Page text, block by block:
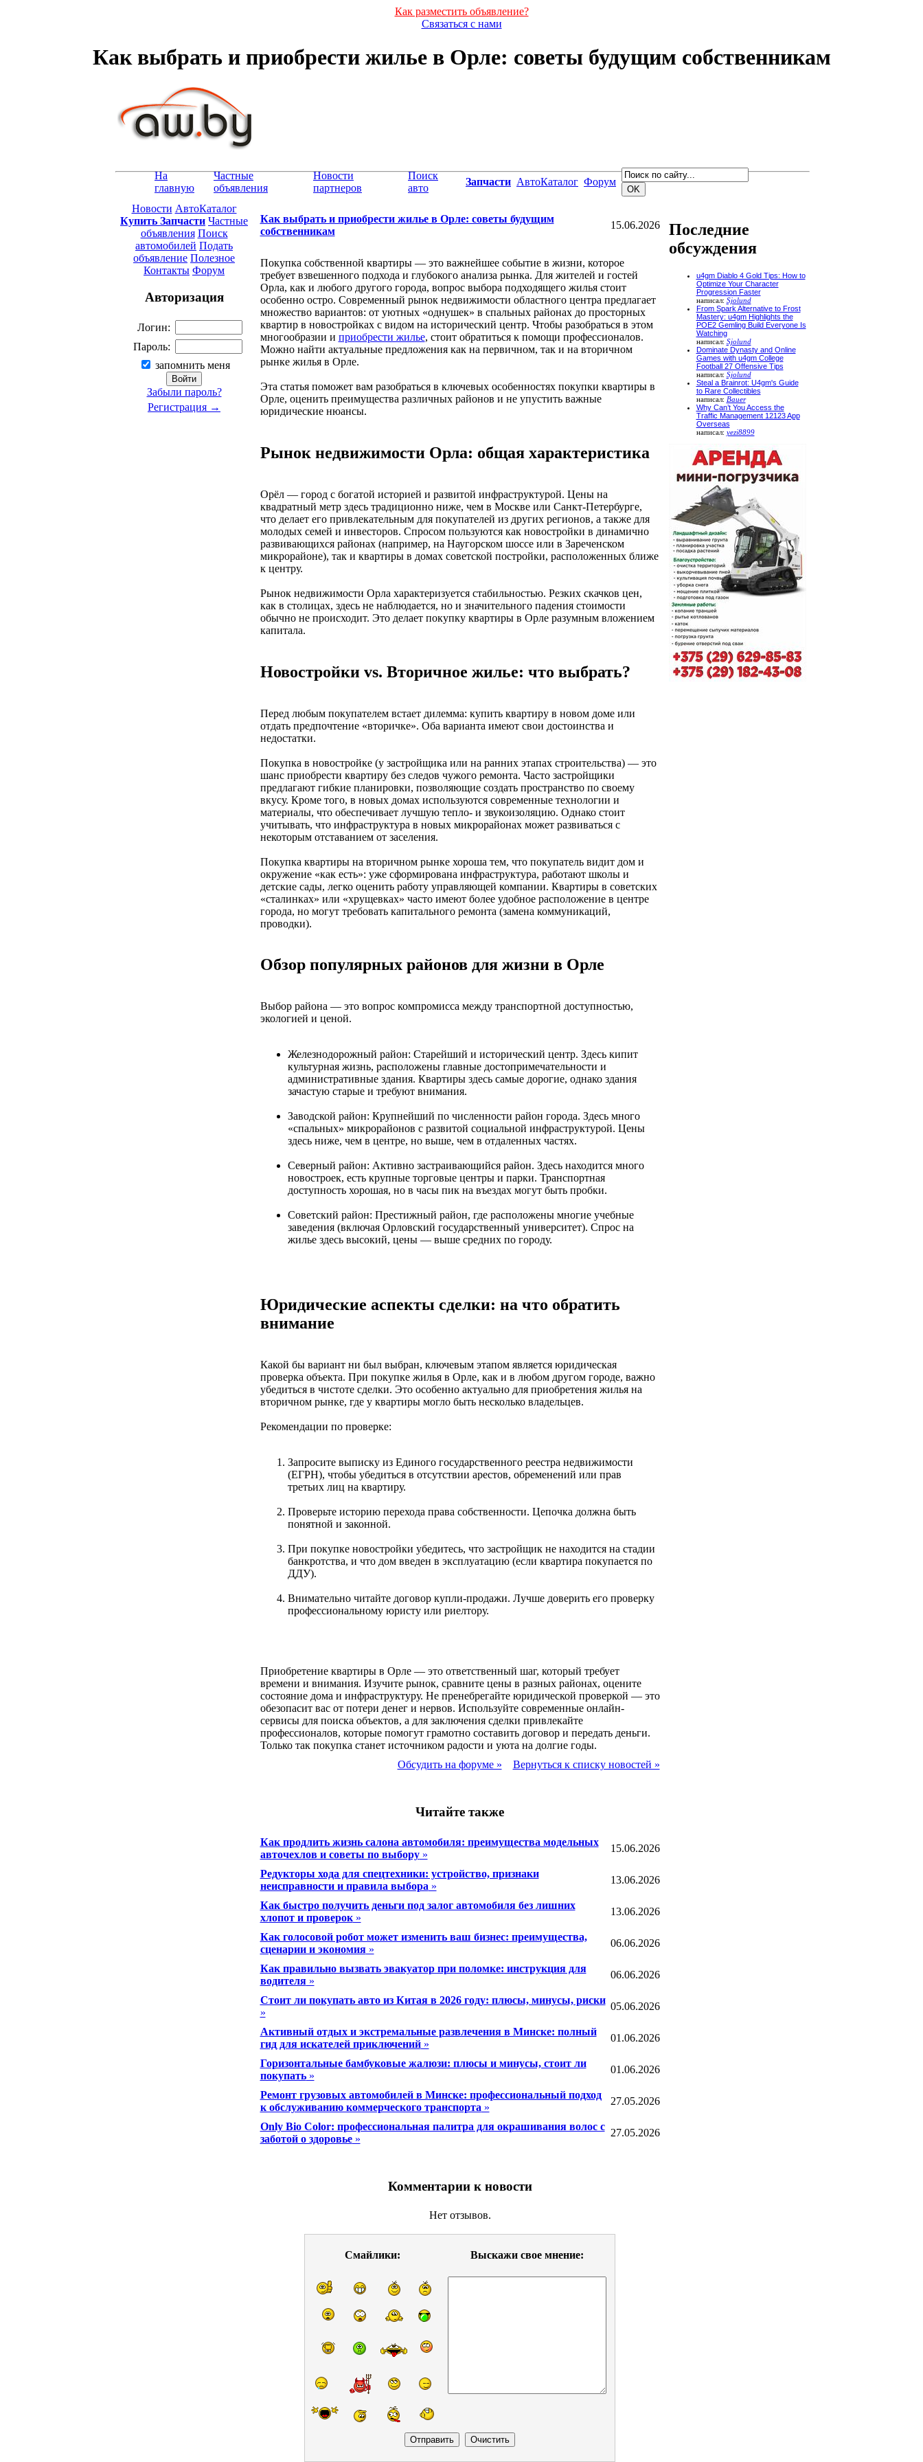
Как разместить объявление?
Связаться с нами
Как выбрать и приобрести жилье в Орле: советы будущим собственникам
На
главную
Частные
объявления
Новости
партнеров
Поиск
авто
Запчасти АвтоКаталог Форум
Новости АвтоКаталог
Купить Запчасти Частные
объявления Поиск
автомобилей Подать
объявление Полезное
Контакты Форум
Авторизация
Логин:
Пароль:
запомнить меня
Забыли пароль?
Регистрация →
Как выбрать и приобрести жилье в Орле: советы будущим
собственникам
15.06.2026
Покупка собственной квартиры — это важнейшее событие в жизни, которое
требует взвешенного подхода и глубокого анализа рынка. Для жителей и гостей
Орла, как и любого другого города, вопрос выбора подходящего жилья стоит
особенно остро. Современный рынок недвижимости областного центра предлагает
множество вариантов: от уютных «однушек» в спальных районах до просторных
квартир в новостройках с видом на исторический центр. Чтобы разобраться в этом
многообразии и приобрести жилье, стоит обратиться к помощи профессионалов.
Можно найти актуальные предложения как на первичном, так и на вторичном
рынке жилья в Орле.
Эта статья поможет вам разобраться в ключевых особенностях покупки квартиры в
Орле, оценить преимущества различных районов и не упустить важные
юридические нюансы.
Рынок недвижимости Орла: общая характеристика
Орёл — город с богатой историей и развитой инфраструктурой. Цены на
квадратный метр здесь традиционно ниже, чем в Москве или Санкт-Петербурге,
что делает его привлекательным для покупателей из других регионов, а также для
молодых семей и инвесторов. Спросом пользуются как новостройки в динамично
развивающихся районах (например, на Наугорском шоссе или в Зареченском
микрорайоне), так и квартиры в домах советской постройки, расположенных ближе
к центру.
Рынок недвижимости Орла характеризуется стабильностью. Резких скачков цен,
как в столицах, здесь не наблюдается, но и значительного падения стоимости
обычно не происходит. Это делает покупку квартиры в Орле разумным вложением
капитала.
Новостройки vs. Вторичное жилье: что выбрать?
Перед любым покупателем встает дилемма: купить квартиру в новом доме или
отдать предпочтение «вторичке». Оба варианта имеют свои достоинства и
недостатки.
Покупка в новостройке (у застройщика или на ранних этапах строительства) — это
шанс приобрести квартиру без следов чужого ремонта. Часто застройщики
предлагают гибкие планировки, позволяющие создать пространство по своему
вкусу. Кроме того, в новых домах используются современные технологии и
материалы, что обеспечивает лучшую тепло- и звукоизоляцию. Однако стоит
учитывать, что инфраструктура в новых микрорайонах может развиваться с
некоторым отставанием от заселения.
Покупка квартиры на вторичном рынке хороша тем, что покупатель видит дом и
окружение «как есть»: уже сформирована инфраструктура, работают школы и
детские сады, легко оценить работу управляющей компании. Квартиры в советских
«сталинках» или «хрущевках» часто имеют более удобное расположение в центре
города, но могут требовать капитального ремонта (замена коммуникаций,
проводки).
Обзор популярных районов для жизни в Орле
Выбор района — это вопрос компромисса между транспортной доступностью,
экологией и ценой.
Железнодорожный район: Старейший и исторический центр. Здесь кипит
культурная жизнь, расположены главные достопримечательности и
административные здания. Квартиры здесь самые дорогие, однако здания
зачастую старые и требуют внимания.
Заводской район: Крупнейший по численности район города. Здесь много
«спальных» микрорайонов с развитой социальной инфраструктурой. Цены
здесь ниже, чем в центре, но выше, чем в отдаленных частях.
Северный район: Активно застраивающийся район. Здесь находится много
новостроек, есть крупные торговые центры и парки. Транспортная
доступность хорошая, но в часы пик на въездах могут быть пробки.
Советский район: Престижный район, где расположены многие учебные
заведения (включая Орловский государственный университет). Спрос на
жилье здесь высокий, цены — выше средних по городу.
Юридические аспекты сделки: на что обратить
внимание
Какой бы вариант ни был выбран, ключевым этапом является юридическая
проверка объекта. При покупке жилья в Орле, как и в любом другом городе, важно
убедиться в чистоте сделки. Это особенно актуально для приобретения жилья на
вторичном рынке, где у квартиры могло быть несколько владельцев.
Рекомендации по проверке:
Запросите выписку из Единого государственного реестра недвижимости
(ЕГРН), чтобы убедиться в отсутствии арестов, обременений или прав
третьих лиц на квартиру.
Проверьте историю перехода права собственности. Цепочка должна быть
понятной и законной.
При покупке новостройки убедитесь, что застройщик не находится на стадии
банкротства, и что дом введен в эксплуатацию (если квартира покупается по
ДДУ).
Внимательно читайте договор купли-продажи. Лучше доверить его проверку
профессиональному юристу или риелтору.
Приобретение квартиры в Орле — это ответственный шаг, который требует
времени и внимания. Изучите рынок, сравните цены в разных районах, оцените
состояние дома и инфраструктуру. Не пренебрегайте юридической проверкой — это
обезопасит вас от потери денег и нервов. Используйте современные онлайн-
сервисы для поиска объектов, а для заключения сделки привлекайте
профессионалов, которые помогут грамотно составить договор и передать деньги.
Только так покупка станет источником радости и уюта на долгие годы.
Обсудить на форуме »
Вернуться к списку новостей »
Читайте также
Как продлить жизнь салона автомобиля: преимущества модельных
авточехлов и советы по выбору»
15.06.2026
Редукторы хода для спецтехники: устройство, признаки
неисправности и правила выбора »
13.06.2026
Как быстро получить деньги под залог автомобиля без лишних
хлопот и проверок»
13.06.2026
Как голосовой робот может изменить ваш бизнес: преимущества,
сценарии и экономия»
06.06.2026
Как правильно вызвать эвакуатор при поломке: инструкция для
водителя»
06.06.2026
Стоит ли покупать авто из Китая в 2026 году: плюсы, минусы, риски
»
05.06.2026
Активный отдых и экстремальные развлечения в Минске: полный
гид для искателей приключений»
01.06.2026
Горизонтальные бамбуковые жалюзи: плюсы и минусы, стоит ли
покупать»
01.06.2026
Ремонт грузовых автомобилей в Минске: профессиональный подход
к обслуживанию коммерческого транспорта »
27.05.2026
Only Bio Color: профессиональная палитра для окрашивания волос с
заботой о здоровье»
27.05.2026
Комментарии к новости
Нет отзывов.
Смайлики: Выскажи свое мнение:
Последние
обсуждения
u4gm Diablo 4 Gold Tips: How to
Optimize Your Character
Progression Faster
написал: Sjolund
From Spark Alternative to Frost
Mastery: u4gm Highlights the
POE2 Gemling Build Everyone Is
Watching
написал: Sjolund
Dominate Dynasty and Online
Games with u4gm College
Football 27 Offensive Tips
написал: Sjolund
Steal a Brainrot: U4gm's Guide
to Rare Collectibles
написал: Bauer
Why Can’t You Access the
Traffic Management 12123 App
Overseas
написал: yezi8899